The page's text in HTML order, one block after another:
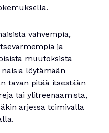
vahvempia,
ja
muutoksista
löytämään
tavan pitää itsestään
tai ylitreenaamista,
arjessa toimivalla